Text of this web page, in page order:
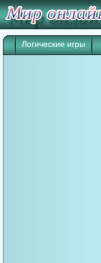
Логические игры